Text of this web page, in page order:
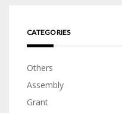
CATEGORIES
Others
Assembly
Grant